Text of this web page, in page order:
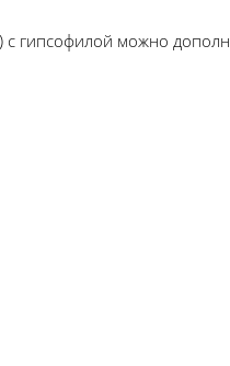
с гипсофилой можно